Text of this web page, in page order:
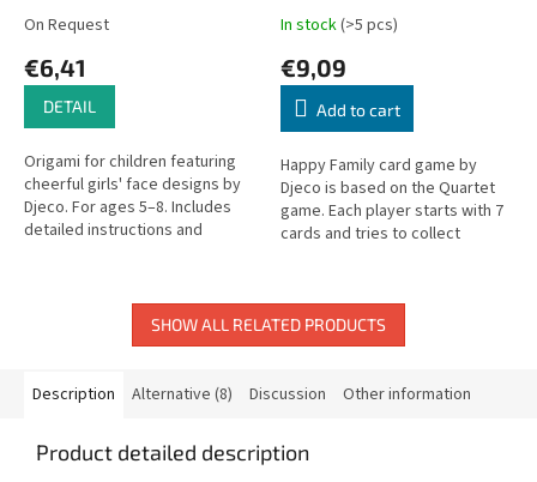
On Request
€6,41
DETAIL
Origami for children featuring
cheerful girls' face designs by
Djeco. For ages 5–8. Includes
detailed instructions and
In stock(>5 pcs)
€9,09
Add to cart
Happy Family card game by
Djeco is based on the Quartet
game. Each player starts with 7
cards and tries to collect
SHOW ALL RELATED PRODUCTS
Description Alternative (8) Discussion Other information
Product detailed description